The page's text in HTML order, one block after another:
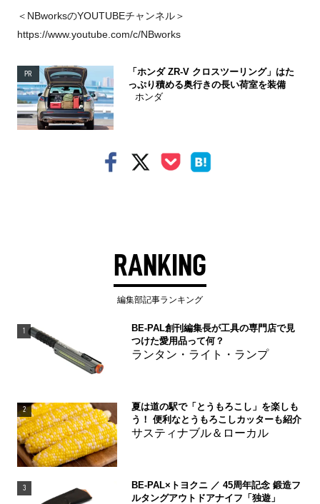
＜NBworksのYOUTUBEチャンネル＞
https://www.youtube.com/c/NBworks
PR
「ホンダ ZR-V クロスツーリング」はた
っぷり積める奥行きの長い荷室を装備
ホンダ
RANKING
編集部記事ランキング
1
BE-PAL創刊編集長が工具の専門店で見
つけた愛用品って何？
ランタン・ライト・ランプ
2
夏は道の駅で「とうもろこし」を楽しも
う！ 便利なとうもろこしカッターも紹介
サスティナブル＆ローカル
3
BE-PAL×トヨクニ ／ 45周年記念 鍛造フ
ルタングアウトドアナイフ「独遊」